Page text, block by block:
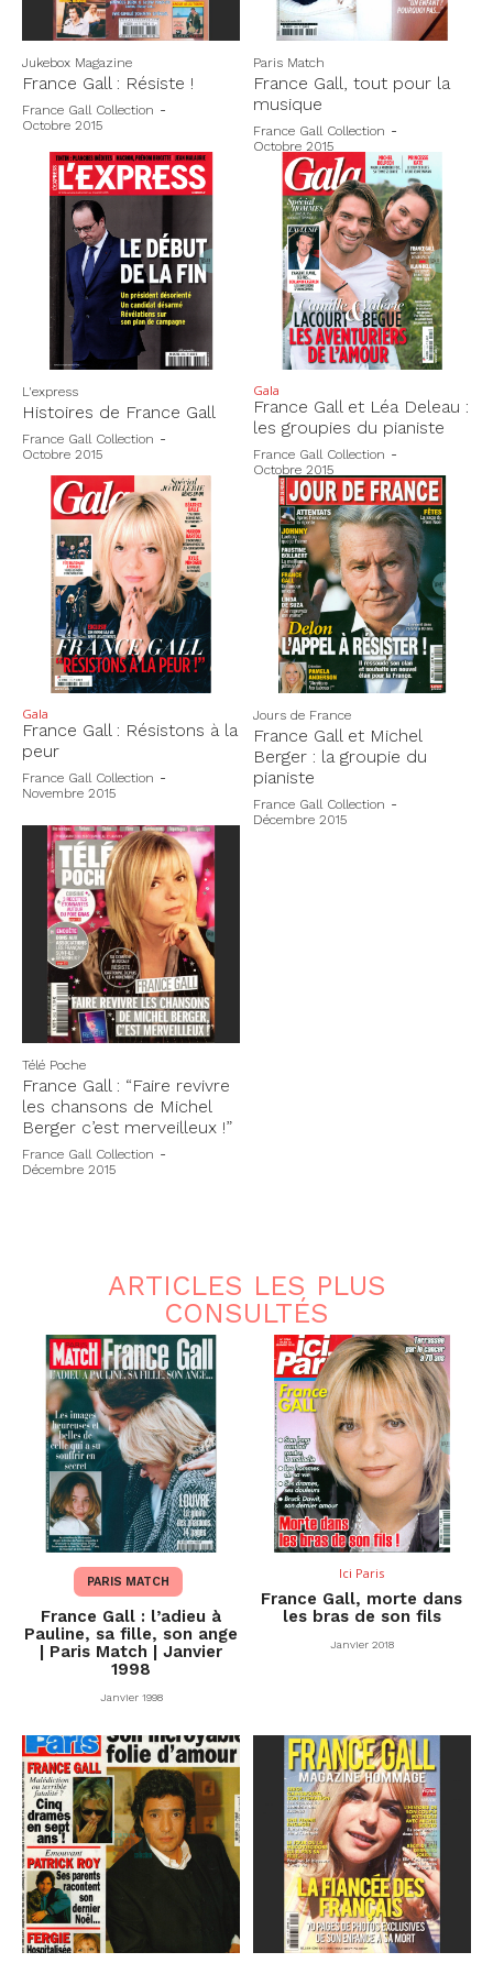
Jukebox Magazine
France Gall : Résiste !
France Gall Collection -
Octobre 2015
Paris Match
France Gall, tout pour la
musique
France Gall Collection -
Octobre 2015
L'express
Histoires de France Gall
France Gall Collection -
Octobre 2015
Gala
France Gall et Léa Deleau :
les groupies du pianiste
France Gall Collection -
Octobre 2015
Gala
France Gall : Résistons à la
peur
France Gall Collection -
Novembre 2015
Jours de France
France Gall et Michel
Berger : la groupie du
pianiste
France Gall Collection -
Décembre 2015
Télé Poche
France Gall : “Faire revivre
les chansons de Michel
Berger c’est merveilleux !”
France Gall Collection -
Décembre 2015
ARTICLES LES PLUS
CONSULTÉS
PARIS MATCH
France Gall : l’adieu à
Pauline, sa fille, son ange
| Paris Match | Janvier
1998
Janvier 1998
Ici Paris
France Gall, morte dans
les bras de son fils
Janvier 2018